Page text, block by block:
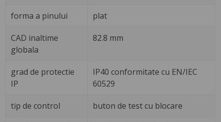
forma a pinului plat
CAD inaltime
globala
82.8 mm
grad de protectie
IP
IP40 conformitate cu EN/IEC
60529
tip de control buton de test cu blocare